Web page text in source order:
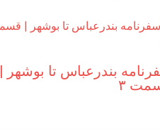
بندرعباس تا بوشهر |‌
۳